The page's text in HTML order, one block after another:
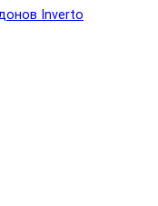
Inverto